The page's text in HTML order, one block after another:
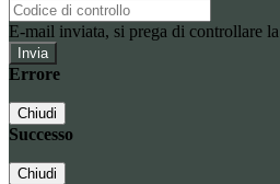
E-mail inviata, si prega di controllare
Errore
Chiudi
Successo
Chiudi